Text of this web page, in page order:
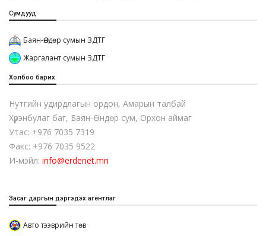
Сумдууд
Баян-Өндөр сумын ЗДТГ
Жаргалант сумын ЗДТГ
Холбоо барих
Нутгийн удирдлагын ордон, Амарын талбай
Хүрэнбулаг баг, Баян-Өндөр сум, Орхон аймаг
Утас: +976 7035 7319
Факс: +976 7035 9522
И-мэйл: info@erdenet.mn
Засаг даргын дэргэдэх агентлаг
Авто тээврийн төв